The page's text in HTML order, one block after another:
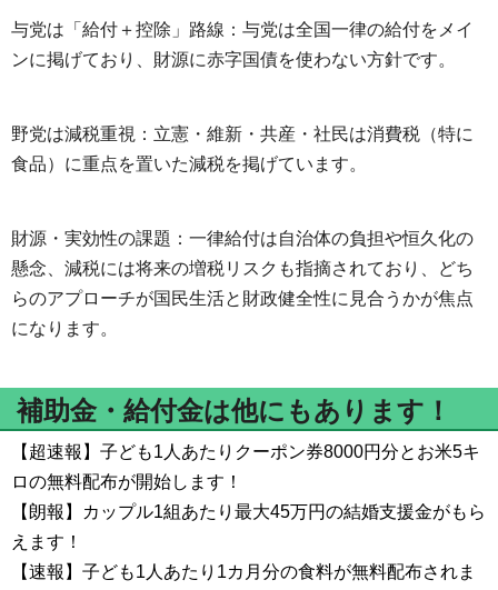
与党は「給付＋控除」路線：与党は全国一律の給付をメイ
ンに掲げており、財源に赤字国債を使わない方針です。
野党は減税重視：立憲・維新・共産・社民は消費税（特に
食品）に重点を置いた減税を掲げています。
財源・実効性の課題：一律給付は自治体の負担や恒久化の
懸念、減税には将来の増税リスクも指摘されており、どち
らのアプローチが国民生活と財政健全性に見合うかが焦点
になります。
補助金・給付金は他にもあります！
【超速報】子ども1人あたりクーポン券8000円分とお米5キ
ロの無料配布が開始します！
【朗報】カップル1組あたり最大45万円の結婚支援金がもら
えます！
【速報】子ども1人あたり1カ月分の食料が無料配布されま